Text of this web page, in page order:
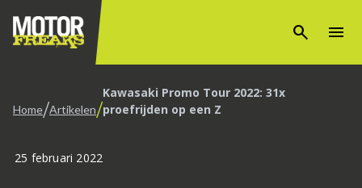
search menu
Home/Artikelen/Kawasaki Promo Tour 2022: 31x
proefrijden op een Z
25 februari 2022